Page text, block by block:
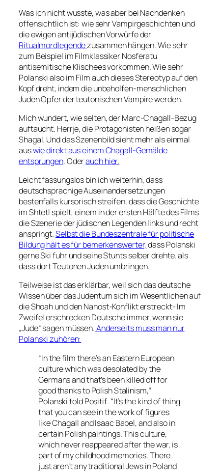
Was ich nicht wusste, was aber bei Nachdenken
offensichtlich ist: wie sehr Vampirgeschichten und
die ewigen antijüdischen Vorwürfe der
Ritualmordlegendezusammen hängen. Wie sehr
zum Beispiel im FilmklassikerNosferatu
antisemitische Klischees vorkommen. Wie sehr
Polanski also im Film auch dieses Stereotyp auf den
Kopf dreht, indem die unbeholfen-menschlichen
Juden Opfer der teutonischen Vampire werden.
Mich wundert, wie selten, der Marc-Chagall-Bezug
auftaucht. Herrje, die Protagonisten heißen sogar
Shagal. Und das Szenenbild sieht mehr als einmal
auswie direkt aus einem Chagall-Gemälde
entsprungen. Oderauch hier.
Leicht fassungslos bin ich weiterhin, dass
deutschsprachige Auseinandersetzungen
bestenfalls kursorisch streifen, dass die Geschichte
im Shtetl spielt; einem in der ersten Hälfte des Films
die Szenerie der jüdischen Legenden links und recht
anspringt.Selbst die Bundeszentrale für politische
Bildung hält es für bemerkenswerter,dass Polanski
gerne Ski fuhr und seine Stunts selber drehte, als
dass dort Teutonen Juden umbringen.
Teilweise ist das erklärbar, weil sich das deutsche
Wissen über das Judentum sich im Wesentlichen auf
die Shoah und den Nahost-Konflikt erstreckt- Im
Zweifel erschrecken Deutsche immer, wenn sie
„Jude“sagen müssen.Anderseits muss man nur
Polanski zuhören:
“In the film there’s an Eastern European
culture which was desolated by the
Germans and that’s been killed off for
good thanks to Polish Stalinism,”
Polanski toldPositif. “It’s the kind of thing
that you can see in the work of figures
like Chagall and Isaac Babel, and also in
certain Polish paintings. This culture,
which never reappeared after the war, is
part of my childhood memories. There
just aren’t any traditional Jews in Poland